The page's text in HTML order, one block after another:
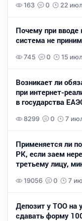
163 0 22
Почему при вводе
система не
745 0 15
Возникает ли
при интернет-
в государства
8299 0 7
Применяется ли
РК, если заем
третьему лицу,
19056 0 7
Депозит у ТОО на
сдавать форму